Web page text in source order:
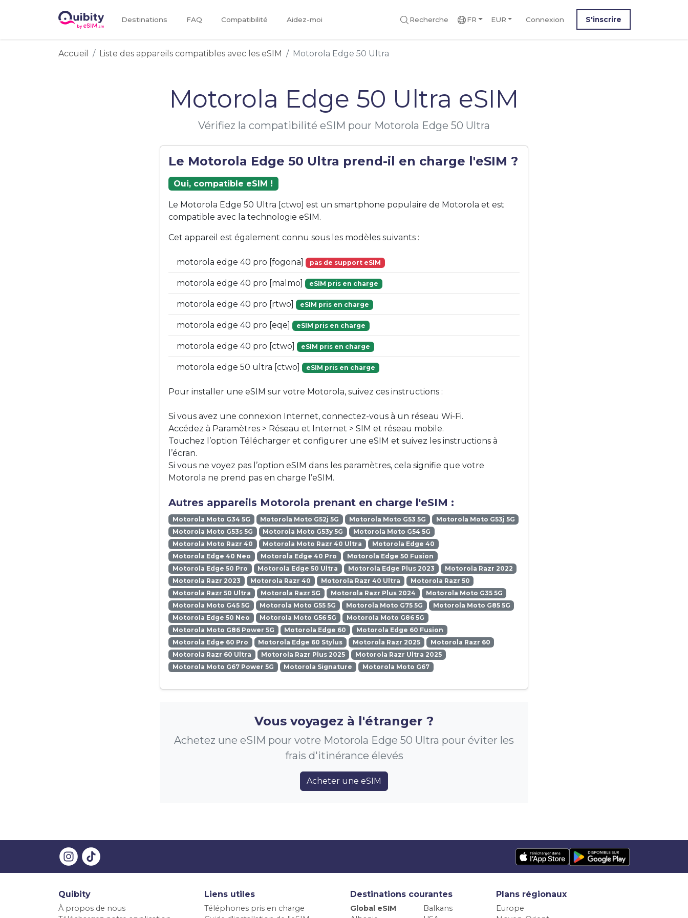
Destinations FAQ Compatibilité Aidez-moi Recherche FR EUR Connexion S'inscrire
Accueil Liste des appareils compatibles avec les eSIM Motorola Edge 50 Ultra
Motorola Edge 50 Ultra eSIM
Vérifiez la compatibilité eSIM pour Motorola Edge 50 Ultra
Le Motorola Edge 50 Ultra prend-il en charge l'eSIM ?
Oui, compatible eSIM !
Le Motorola Edge 50 Ultra [ctwo] est un smartphone populaire de Motorola et est
compatible avec la technologie eSIM.
Cet appareil est également connu sous les modèles suivants :
motorola edge 40 pro [fogona] pas de support eSIM
motorola edge 40 pro [malmo] eSIM pris en charge
motorola edge 40 pro [rtwo] eSIM pris en charge
motorola edge 40 pro [eqe] eSIM pris en charge
motorola edge 40 pro [ctwo] eSIM pris en charge
motorola edge 50 ultra [ctwo] eSIM pris en charge
Pour installer une eSIM sur votre Motorola, suivez ces instructions :
Si vous avez une connexion Internet, connectez-vous à un réseau Wi-Fi.
Accédez à Paramètres > Réseau et Internet > SIM et réseau mobile.
Touchez l’option Télécharger et configurer une eSIM et suivez les instructions à
l’écran.
Si vous ne voyez pas l’option eSIM dans les paramètres, cela signifie que votre
Motorola ne prend pas en charge l’eSIM.
Autres appareils Motorola prenant en charge l'eSIM :
Motorola Moto G34 5G Motorola Moto G52j 5G Motorola Moto G53 5G
Motorola Moto G53j 5G
Motorola Moto G53s 5G
Motorola Moto G53y 5G
Motorola Moto G54 5G
Motorola Moto Razr 40
Motorola Moto Razr 40 Ultra
Motorola Edge 40
Motorola Edge 40 Neo
Motorola Edge 40 Pro
Motorola Edge 50 Fusion
Motorola Edge 50 Pro
Motorola Edge 50 Ultra Motorola Edge Plus 2023
Motorola Razr 2022
Motorola Razr 2023
Motorola Razr 40 Motorola Razr 40 Ultra
Motorola Razr 50
Motorola Razr 50 Ultra
Motorola Razr 5G Motorola Razr Plus 2024
Motorola Moto G35 5G
Motorola Moto G45 5G
Motorola Moto G55 5G Motorola Moto G75 5G
Motorola Moto G85 5G
Motorola Edge 50 Neo
Motorola Moto G56 5G
Motorola Moto G86 5G
Motorola Moto G86 Power 5G
Motorola Edge 60
Motorola Edge 60 Fusion
Motorola Edge 60 Pro
Motorola Edge 60 Stylus Motorola Razr 2025
Motorola Razr 60
Motorola Razr 60 Ultra
Motorola Razr Plus 2025
Motorola Razr Ultra 2025
Motorola Moto G67 Power 5G
Motorola Signature Motorola Moto G67
Vous voyagez à l'étranger ?
Achetez une eSIM pour votre Motorola Edge 50 Ultra pour éviter les
frais d'itinérance élevés
Acheter une eSIM
Quibity
À propos de nous
Liens utiles
Téléphones pris en charge
Destinations courantes
Global eSIM
Balkans
Plans régionaux
Europe